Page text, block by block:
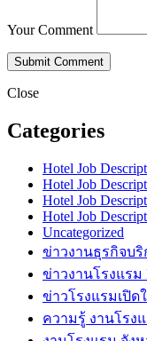
Your Comment
Close
Categories
Hotel Job
Hotel Job
Hotel Job
Hotel Job
Uncategorized
ข่าวงานธุรกิจบริ
ข่าวงานโรงแรม
ข่าวโรงแรมเปิด
ความรู้ งานโรง